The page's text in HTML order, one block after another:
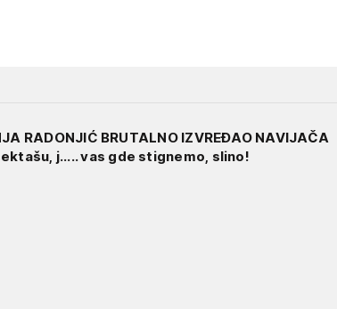
RADONJIĆ BRUTALNO IZVREĐAO NAVIJAČA
j..... vas gde stignemo, slino!